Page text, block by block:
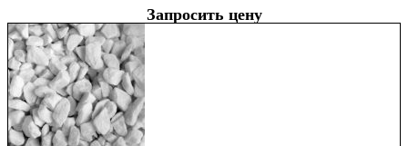
Запросить цену